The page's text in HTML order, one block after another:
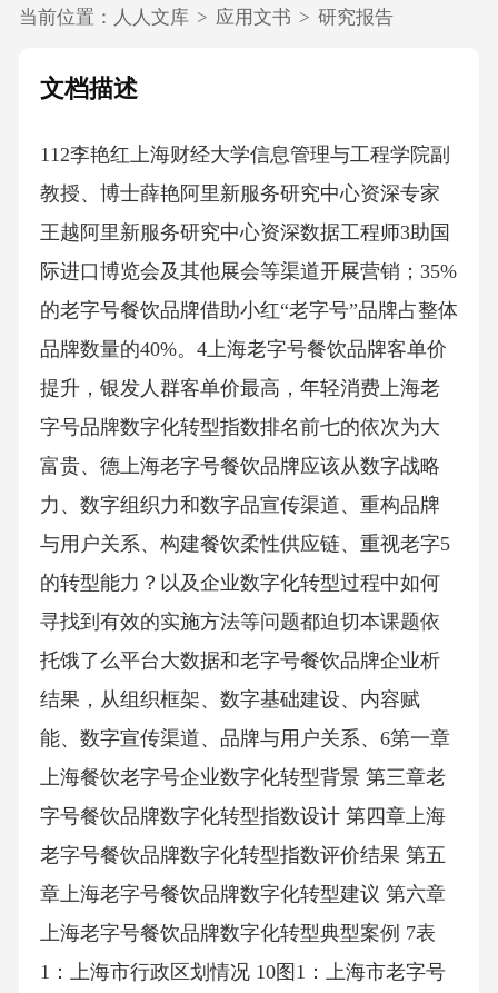
当前位置： 人人文库 > 应用文书 > 研究报告
文档描述
112李艳红上海财经大学信息管理与工程学院副
教授、博士薛艳阿里新服务研究中心资深专家
王越阿里新服务研究中心资深数据工程师3助国
际进口博览会及其他展会等渠道开展营销；35%
的老字号餐饮品牌借助小红“老字号”品牌占整体
品牌数量的40%。4上海老字号餐饮品牌客单价
提升，银发人群客单价最高，年轻消费上海老
字号品牌数字化转型指数排名前七的依次为大
富贵、德上海老字号餐饮品牌应该从数字战略
力、数字组织力和数字品宣传渠道、重构品牌
与用户关系、构建餐饮柔性供应链、重视老字5
的转型能力？以及企业数字化转型过程中如何
寻找到有效的实施方法等问题都迫切本课题依
托饿了么平台大数据和老字号餐饮品牌企业析
结果，从组织框架、数字基础建设、内容赋
能、数字宣传渠道、品牌与用户关系、6第一章
上海餐饮老字号企业数字化转型背景 第三章老
字号餐饮品牌数字化转型指数设计 第四章上海
老字号餐饮品牌数字化转型指数评价结果 第五
章上海老字号餐饮品牌数字化转型建议 第六章
上海老字号餐饮品牌数字化转型典型案例 7表
1：上海市行政区划情况 10图1：上海市老字号